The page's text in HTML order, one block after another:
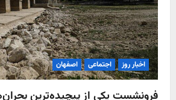
اخبار روز اجتماعی اصفهان
فرونشست یکی از پیچیده‌ترین